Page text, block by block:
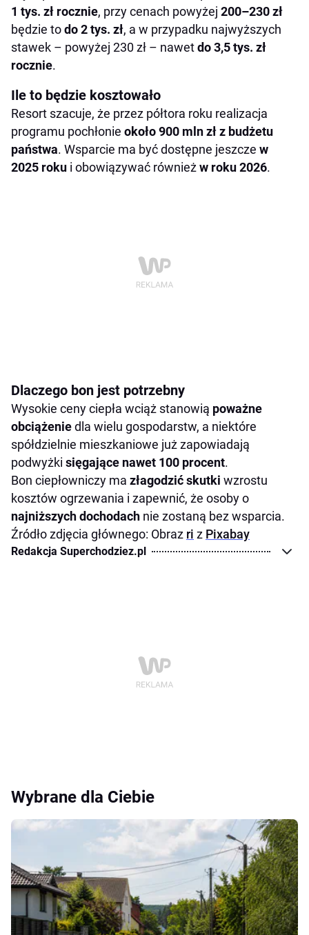
1 tys. zł rocznie, przy cenach powyżej 200–230 zł
będzie todo 2 tys. zł, a w przypadku najwyższych
stawek – powyżej 230 zł – nawetdo 3,5 tys. zł
rocznie.
Ile to będzie kosztowało
Resort szacuje, że przez półtora roku realizacja
programu pochłonie około 900 mln zł z budżetu
państwa. Wsparcie ma być dostępne jeszcze w
2025 roku i obowiązywać równieżw roku 2026.
Dlaczego bon jest potrzebny
Wysokie ceny ciepła wciąż stanowią poważne
obciążeniedla wielu gospodarstw, a niektóre
spółdzielnie mieszkaniowe już zapowiadają
podwyżki sięgające nawet 100 procent.
Bon ciepłowniczy ma złagodzić skutki wzrostu
kosztów ogrzewania i zapewnić, że osoby o
najniższych dochodach nie zostaną bez wsparcia.
Źródło zdjęcia głównego: Obraz ri z Pixabay
Redakcja Superchodziez.pl
Wybrane dla Ciebie